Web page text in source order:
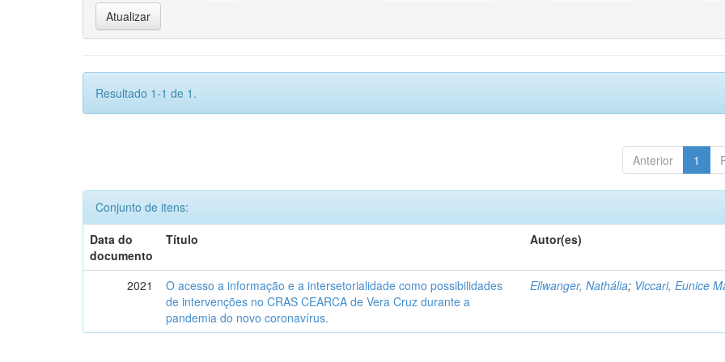
Resultado 1-1 de 1.
Anterior 1
Conjunto de itens:
Data do
documento
Título Autor(es)
2021
O acesso a informação e a intersetorialidade como possibilidades
de intervenções no CRAS CEARCA de Vera Cruz durante a
pandemia do novo coronavírus.
Ellwanger, Nathália; Viccari, Eunice